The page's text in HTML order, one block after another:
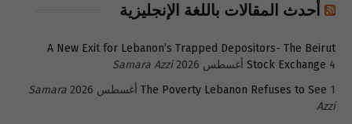
أحدث المقالات باللغة الإنجليزية
A New Exit for Lebanon’s Trapped Depositors- The Beirut
Stock Exchange 4 أغسطس 2026
Samara Azzi
The Poverty Lebanon Refuses to See 1 أغسطس 2026
Samara
Azzi